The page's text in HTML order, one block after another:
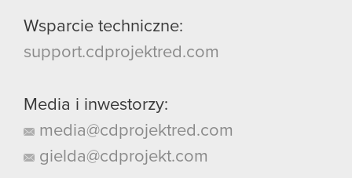
Wsparcie techniczne:
support.cdprojektred.com
Media i inwestorzy:
media@cdprojektred.com
gielda@cdprojekt.com